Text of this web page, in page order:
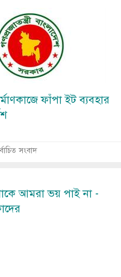
ফাঁপা ইট ব্যবহার
সংবাদ
আমরা ভয় পাই না -